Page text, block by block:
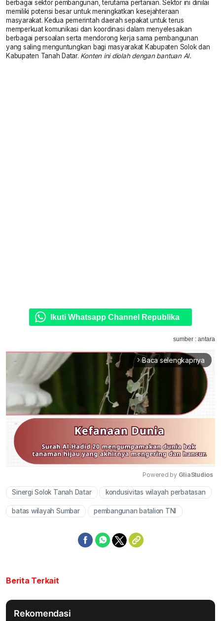
berbagai sektor pembangunan, terutama pertanian. Sektor ini dinilai
memiliki potensi besar untuk meningkatkan kesejahteraan
masyarakat. Kedua pemerintah daerah sepakat untuk terus
memperkuat komunikasi dan koordinasi dalam menyelesaikan
berbagai persoalan serta mendorong kerja sama pembangunan
yang saling menguntungkan bagi masyarakat Kabupaten Solok dan
Kabupaten Tanah Datar. Konten ini diolah dengan bantuan AI.
Ikuti Whatsapp Channel Republika
sumber : antara
arrow_forward_ios Baca selengkapnya
Mute
Powered by GliaStudios
Sinergi Solok Tanah Datar kondusivitas wilayah perbatasan
batas wilayah Sumbar pembangunan batalion TNI
Berita Terkait
Rekomendasi